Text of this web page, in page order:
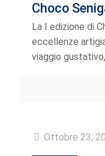
Choco
La I edizione di
eccellenze
viaggio
Ottobre 23,